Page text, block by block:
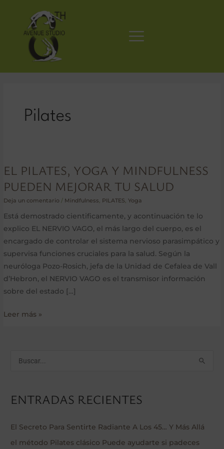
contenido
Pilates
EL PILATES, YOGA Y MINDFULNESS
PUEDEN MEJORAR TU SALUD
Deja un comentario / Mindfulness, PILATES,Yoga
Está demostrado cientificamente, y acontinuación te lo
explico EL NERVIO VAGO, el más largo del cuerpo, es el
encargado de controlar el sistema nervioso parasimpático y
supervisa funciones cruciales para la salud. Según la
neuróloga Pozo-Rosich, jefa de la Unidad de Cefalea de Vall
d’Hebron, el NERVIO VAGO es el transmisor información
sobre del estado […]
EL
YOGA
MINDFULNESS
PUEDEN
MEJORAR
TU
SALUD
Leer más »
c
r
p
ENTRADAS RECIENTES
El Secreto Para Sentirte Radiante A Los 45… Y Más Allá
el método Pilates clásico Puede ayudarte si padeces